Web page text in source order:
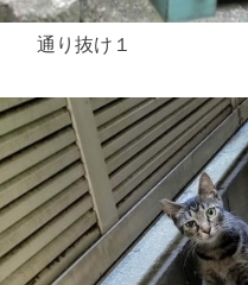
通り抜け１